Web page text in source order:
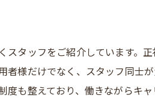
スタッフをご紹介しています。
者様だけでなく、スタッフ同士
度も整えており、働きながらキャ